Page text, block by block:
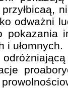
odważni
pokazania
i ułomnych.